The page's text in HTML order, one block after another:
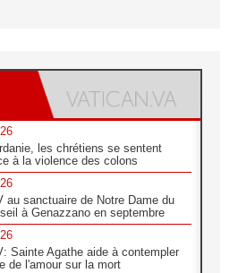
les chrétiens se sentent
à la violence des colons
au sanctuaire de Notre Dame du
à Genazzano en septembre
Sainte Agathe aide à contempler
de l'amour sur la mort